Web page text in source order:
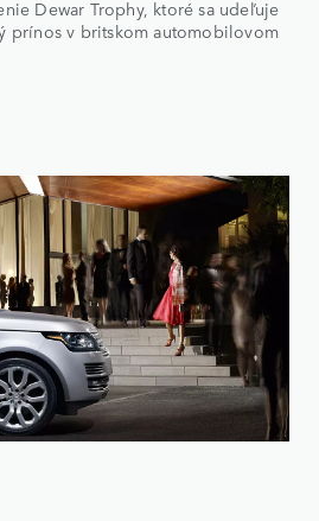
Dewar Trophy, ktoré sa udeľuje
prínos v britskom automobilovom